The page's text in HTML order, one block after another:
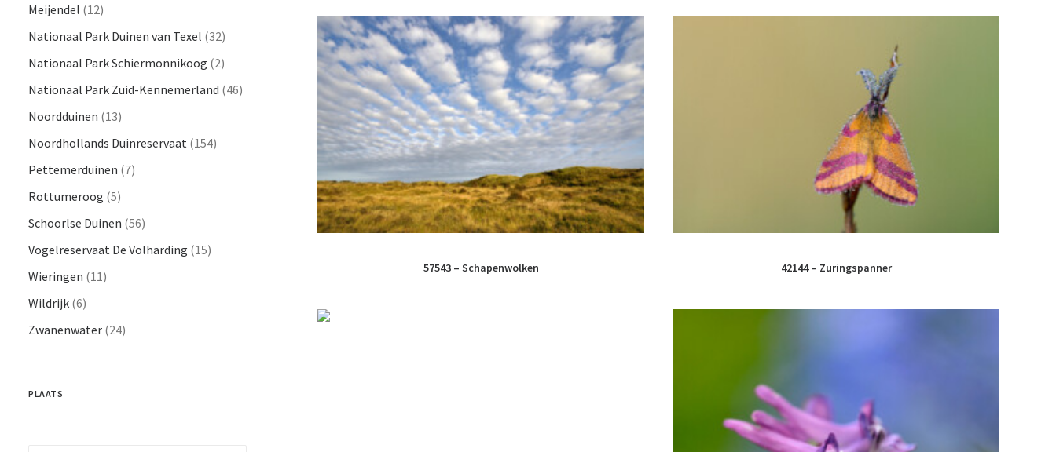
Meijendel (12)
Nationaal Park Duinen van Texel (32)
Nationaal Park Schiermonnikoog (2)
Nationaal Park Zuid-Kennemerland (46)
Noordduinen (13)
Noordhollands Duinreservaat (154)
Pettemerduinen (7)
Rottumeroog (5)
Schoorlse Duinen (56)
Vogelreservaat De Volharding (15)
Wieringen (11)
Wildrijk (6)
Zwanenwater (24)
PLAATS
57543 – Schapenwolken 42144 – Zuringspanner